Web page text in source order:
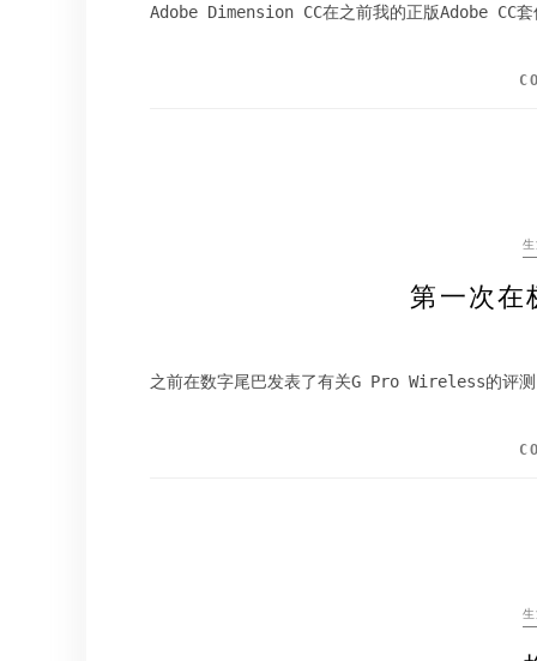
Adobe Dimension CC在之前我的正版Adobe CC
第一次在
之前在数字尾巴发表了有关G Pro Wireless的评